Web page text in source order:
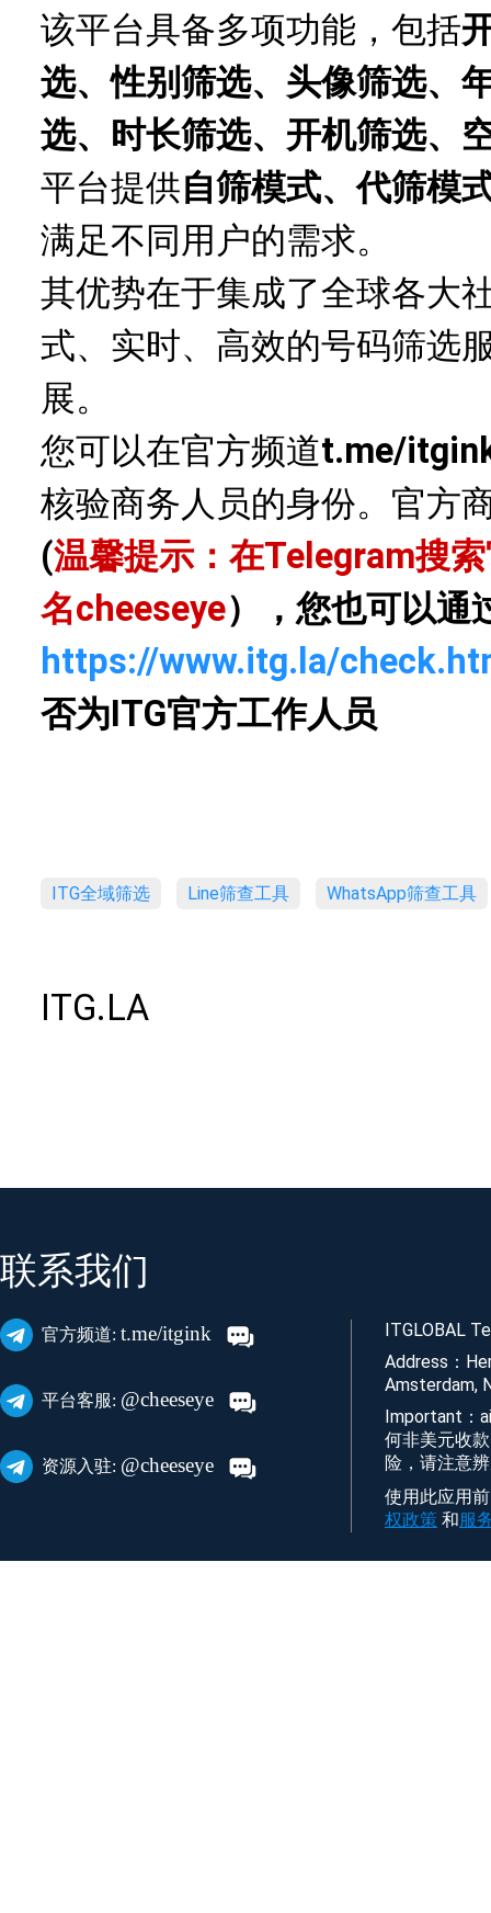
该平台具备多项功能，包括
选、性别筛选、头像筛选、
选、时长筛选、开机筛选、
平台提供自筛模式、代筛模
满足不同用户的需求。
其优势在于集成了全球各大
式、实时、高效的号码筛选
展。
您可以在官方频道t.me/
核验商务人员的身份。官方
(温馨提示：在Telegram搜
名cheeseye），您也可以通
https://www.itg.la/
否为ITG官方工作人员
ITG全域筛选 Line筛查工具 WhatsApp筛查工具
ITG.LA
联系我们
官方频道: t.me/itgink
平台客服: @cheeseye
资源入驻: @cheeseye
ITGLOBAL
Address：
Amsterdam,
Important：
何非美元收
险，请注意
使用此应用
权政策 和服